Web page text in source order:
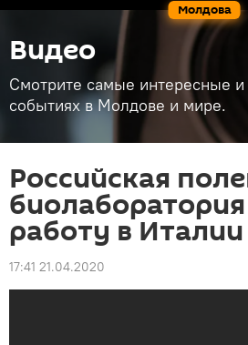
Молдова
Видео
Смотрите самые интересные
событиях в Молдове и мире.
Российская
работу в Италии
17:41 21.04.2020